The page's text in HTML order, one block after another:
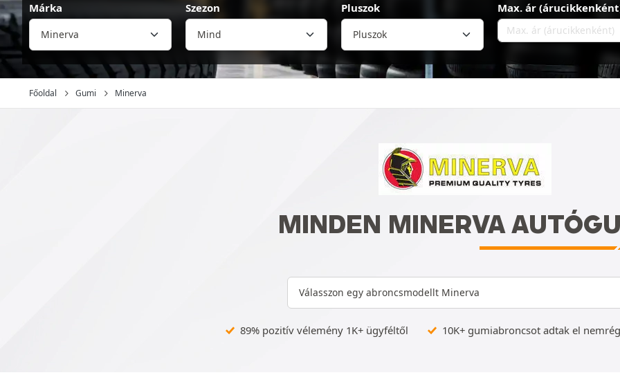
Márka
Minerva
Szezon Pluszok
Pluszok
Max. ár
Főoldal Gumi Minerva
MINDEN MINERVA
Válasszon egy abroncsmodellt Minerva
89% pozitív vélemény 1K+ ügyféltől 10K+ gumiabroncsot adtak el